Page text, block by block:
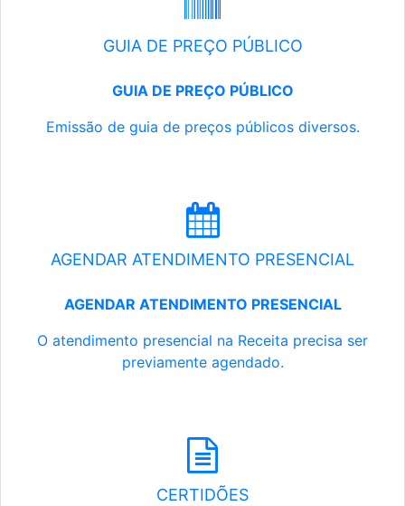
GUIA DE PREÇO PÚBLICO
GUIA DE PREÇO PÚBLICO
Emissão de guia de preços públicos diversos.
AGENDAR ATENDIMENTO PRESENCIAL
AGENDAR ATENDIMENTO PRESENCIAL
O atendimento presencial na Receita precisa ser
previamente agendado.
CERTIDÕES